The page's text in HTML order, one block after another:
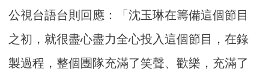
公視台語台則回應：「沈玉琳在籌備這個節目
之初，就很盡心盡力全心投入這個節目，在錄
製過程，整個團隊充滿了笑聲、歡樂，充滿了